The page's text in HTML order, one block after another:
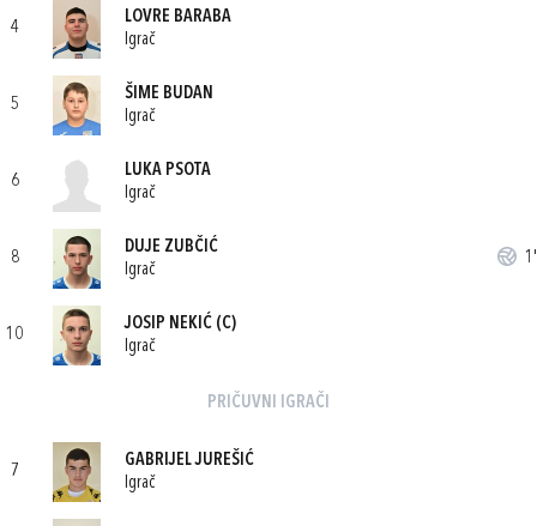
4
LOVRE BARABA
Igrač
5
ŠIME BUDAN
Igrač
6
LUKA PSOTA
Igrač
8
DUJE ZUBČIĆ
Igrač
1'
10
JOSIP NEKIĆ (C)
Igrač
PRIČUVNI IGRAČI
7
GABRIJEL JUREŠIĆ
Igrač